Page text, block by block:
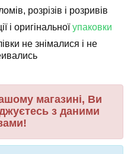
розрізів і розривів
і оригінальноїупаковки
не знімалися і не
магазині, Ви
з даними